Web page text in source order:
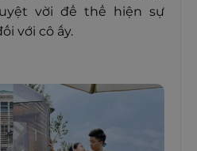
vời để thể hiện sự
với cô ấy.